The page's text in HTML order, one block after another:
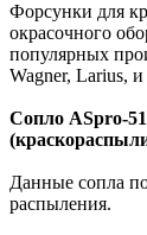
Форсунки для
окрасочного
популярных
Wagner, Larius,
Сопло ASpro-
Данные сопла
распыления.